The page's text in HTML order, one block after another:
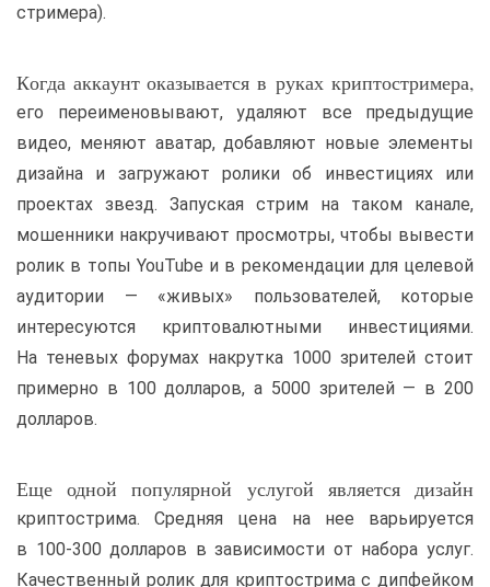
стримера).
Когда аккаунт оказывается в руках криптостримера,
его переименовывают, удаляют все предыдущие
видео, меняют аватар, добавляют новые элементы
дизайна и загружают ролики об инвестициях или
проектах звезд. Запуская стрим на таком канале,
мошенники накручивают просмотры, чтобы вывести
ролик в топы YouTube и в рекомендации для целевой
аудитории — «живых» пользователей, которые
интересуются криптовалютными инвестициями.
На теневых форумах накрутка 1000 зрителей стоит
примерно в 100 долларов, а 5000 зрителей — в 200
долларов.
Еще одной популярной услугой является дизайн
криптострима. Средняя цена на нее варьируется
в 100-300 долларов в зависимости от набора услуг.
Качественный ролик для криптострима с дипфейком